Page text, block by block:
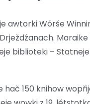
awtorki Wórše
biblioteki –
hač 150 knihow